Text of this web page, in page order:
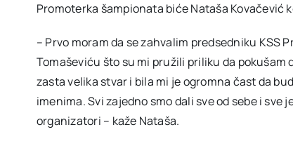
Promoterka šampionata biće Nataša Kovačević
– Prvo moram da se zahvalim predsedniku
Tomaševiću što su mi pružili priliku da pokušam
zasta velika stvar i bila mi je ogromna čast da
imenima. Svi zajedno smo dali sve od sebe i sve
organizatori – kaže Nataša.